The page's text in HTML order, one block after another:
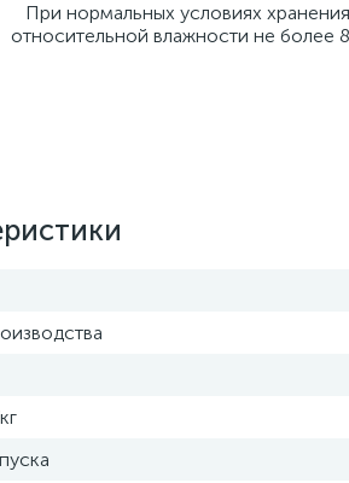
При нормальных условиях
относительной влажности не более